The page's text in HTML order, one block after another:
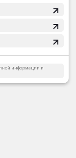
информации и